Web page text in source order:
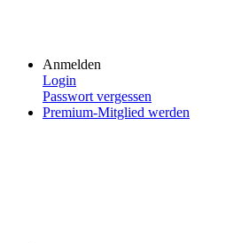
Anmelden
Login
Passwort vergessen
Premium-Mitglied werden